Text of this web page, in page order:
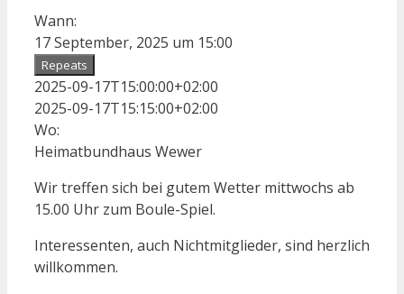
Wann:
17 September, 2025 um 15:00
Repeats
2025-09-17T15:00:00+02:00
2025-09-17T15:15:00+02:00
Wo:
Heimatbundhaus Wewer
Wir treffen sich bei gutem Wetter mittwochs ab
15.00 Uhr zum Boule-Spiel.
Interessenten, auch Nichtmitglieder, sind herzlich
willkommen.